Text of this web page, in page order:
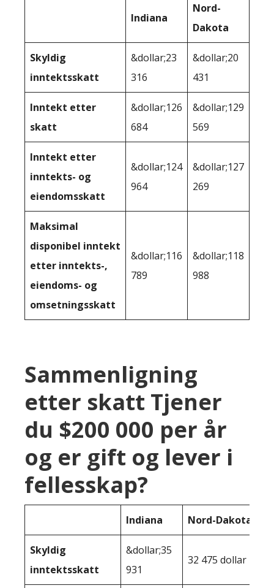
Indiana
Nord-
Dakota
Skyldig
inntektsskatt
&dollar;23
316
&dollar;20
431
Inntekt etter
skatt
&dollar;126
684
&dollar;129
569
Inntekt etter
inntekts- og
eiendomsskatt
&dollar;124
964
&dollar;127
269
Maksimal
disponibel inntekt
etter inntekts-,
eiendoms- og
omsetningsskatt
&dollar;116
789
&dollar;118
988
Sammenligning
etter skatt Tjener
du $200 000 per år
og er gift og lever i
fellesskap?
Indiana Nord-Dakota
Skyldig
inntektsskatt
&dollar;35
931
32 475 dollar